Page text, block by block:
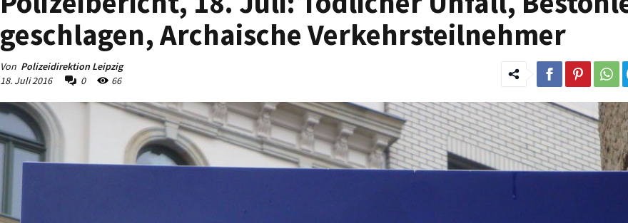
geschlagen, Archaische Verkehrsteilnehmer
Von Polizeidirektion Leipzig
18. Juli 2016
0 66